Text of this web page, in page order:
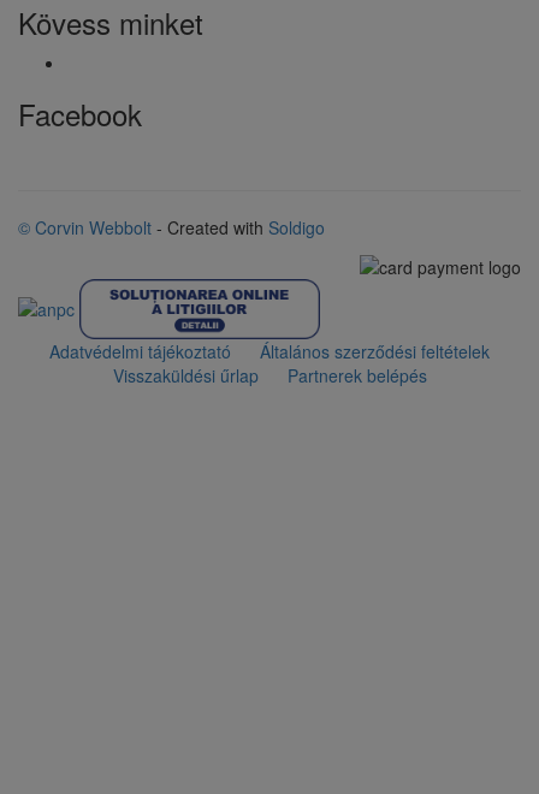
Kövess minket
Facebook
© Corvin Webbolt - Created with Soldigo
Adatvédelmi tájékoztató
Általános szerződési feltételek
Visszaküldési űrlap
Partnerek belépés